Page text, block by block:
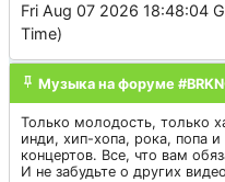
Fri Aug 07 2026 18:48:04
Time)
Музыка на форуме
Только молодость, только
инди, хип-хопа, рока, попа
концертов. Все, что вам
И не забудьте о других